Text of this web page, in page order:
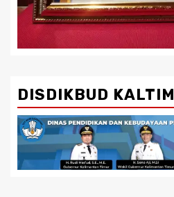
DISDIKBUD KALTIM